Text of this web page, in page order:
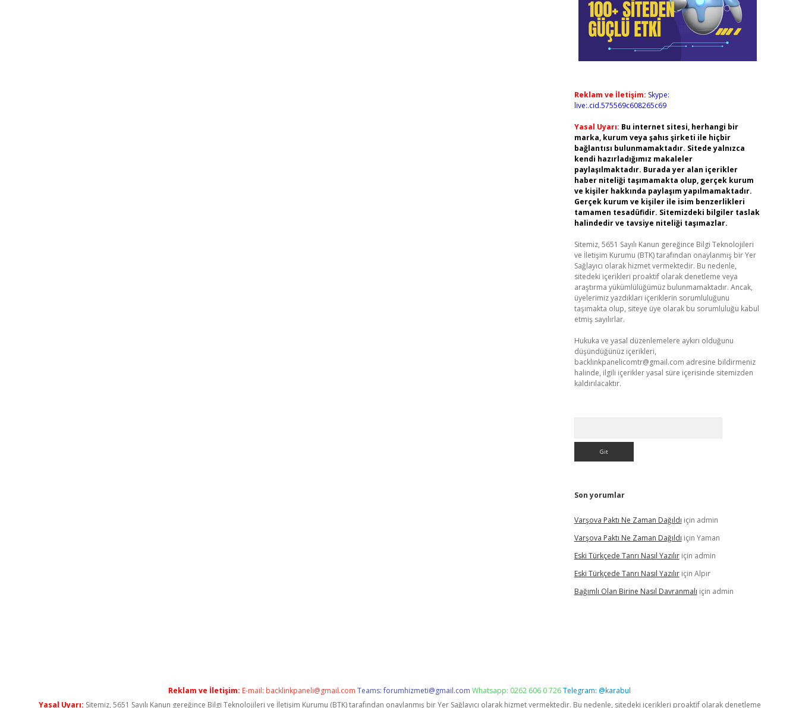
Reklam ve İletişim: Skype:
live:.cid.575569c608265c69
Yasal Uyarı: Bu internet sitesi, herhangi bir
marka, kurum veya şahıs şirketi ile hiçbir
bağlantısı bulunmamaktadır. Sitede yalnızca
kendi hazırladığımız makaleler
paylaşılmaktadır. Burada yer alan içerikler
haber niteliği taşımamakta olup, gerçek kurum
ve kişiler hakkında paylaşım yapılmamaktadır.
Gerçek kurum ve kişiler ile isim benzerlikleri
tamamen tesadüfidir. Sitemizdeki bilgiler taslak
halindedir ve tavsiye niteliği taşımazlar.
Sitemiz, 5651 Sayılı Kanun gereğince Bilgi Teknolojileri
ve İletişim Kurumu (BTK) tarafından onaylanmış bir Yer
Sağlayıcı olarak hizmet vermektedir. Bu nedenle,
sitedeki içerikleri proaktif olarak denetleme veya
araştırma yükümlülüğümüz bulunmamaktadır. Ancak,
üyelerimiz yazdıkları içeriklerin sorumluluğunu
taşımakta olup, siteye üye olarak bu sorumluluğu kabul
etmiş sayılırlar.
Hukuka ve yasal düzenlemelere aykırı olduğunu
düşündüğünüz içerikleri,
backlinkpanelicomtr@gmail.com adresine bildirmeniz
halinde, ilgili içerikler yasal süre içerisinde sitemizden
kaldırılacaktır.
Son yorumlar
Varşova Paktı Ne Zaman Dağıldı için admin
Varşova Paktı Ne Zaman Dağıldı için Yaman
Eski Türkçede Tanrı Nasıl Yazılıriçin admin
Eski Türkçede Tanrı Nasıl Yazılıriçin Alpır
Bağımlı Olan Birine Nasıl Davranmalı için admin
Reklam ve İletişim: E-mail: backlinkpaneli@gmail.com Teams:forumhizmeti@gmail.com Whatsapp: 0262 606 0 726Telegram: @karabul
Yasal Uyarı: Sitemiz, 5651 Sayılı Kanun gereğince Bilgi Teknolojileri ve İletişim Kurumu (BTK) tarafından onaylanmış bir Yer Sağlayıcı olarak hizmet vermektedir. Bu nedenle, sitedeki içerikleri proaktif olarak denetleme